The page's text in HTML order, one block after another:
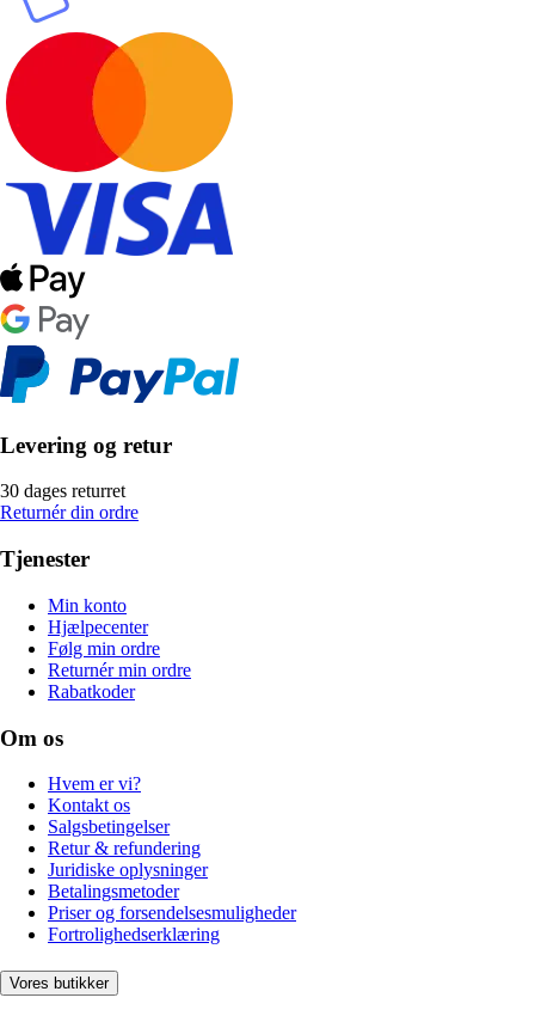
Levering og retur
30 dages returret
Returnér din ordre
Tjenester
Min konto
Hjælpecenter
Følg min ordre
Returnér min ordre
Rabatkoder
Om os
Hvem er vi?
Kontakt os
Salgsbetingelser
Retur & refundering
Juridiske oplysninger
Betalingsmetoder
Priser og forsendelsesmuligheder
Fortrolighedserklæring
Vores butikker